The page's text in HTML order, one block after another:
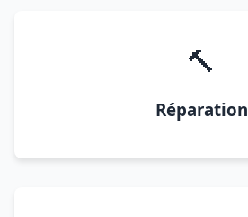
🔨
Réparation